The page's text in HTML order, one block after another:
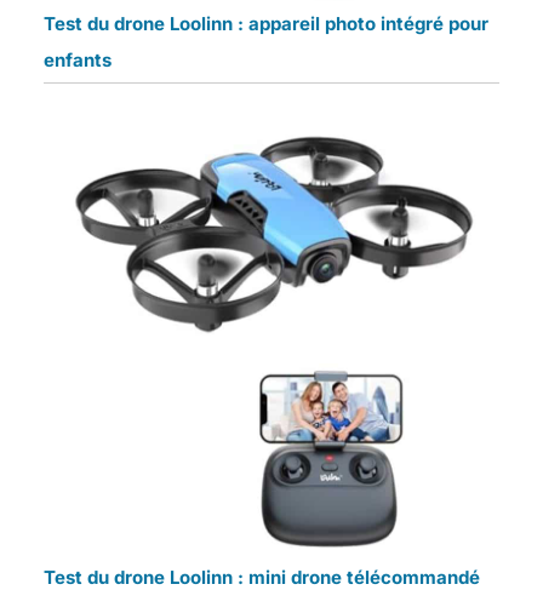
Test du drone Loolinn : appareil photo intégré pour
enfants
Test du drone Loolinn : mini drone télécommandé